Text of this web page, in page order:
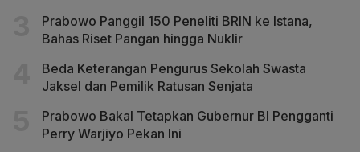
Prabowo Panggil 150 Peneliti BRIN ke Istana,
Bahas Riset Pangan hingga Nuklir
Beda Keterangan Pengurus Sekolah Swasta
Jaksel dan Pemilik Ratusan Senjata
Prabowo Bakal Tetapkan Gubernur BI Pengganti
Perry Warjiyo Pekan Ini